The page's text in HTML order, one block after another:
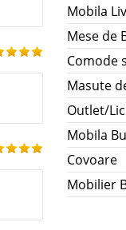
Mobila
Mese de
Comode
Masute
Outlet/
Mobila
Covoare
Mobilier